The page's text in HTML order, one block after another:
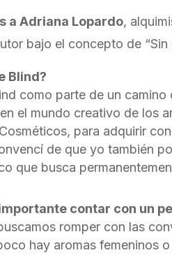
a Adriana Lopardo,
bajo el concepto de “Sin
Blind?
como parte de un
el mundo creativo de los
para adquirir
de que yo también
que busca
contar con un
romper con las
hay aromas femeninos